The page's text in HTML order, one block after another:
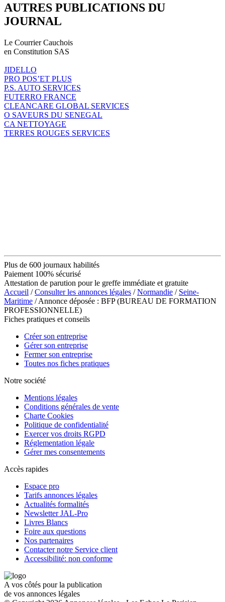
AUTRES PUBLICATIONS DU
JOURNAL
Le Courrier Cauchois
en Constitution SAS
JIDELLO
PRO POS’ET PLUS
P.S. AUTO SERVICES
FUTERRO FRANCE
CLEANCARE GLOBAL SERVICES
O SAVEURS DU SENEGAL
CA NETTOYAGE
TERRES ROUGES SERVICES
Plus de 600 journaux habilités
Paiement 100% sécurisé
Attestation de parution pour le greffe immédiate et gratuite
Accueil /Consulter les annonces légales /Normandie / Seine-
Maritime / Annonce déposée : BFP (BUREAU DE FORMATION
PROFESSIONNELLE)
Fiches pratiques et conseils
Créer son entreprise
Gérer son entreprise
Fermer son entreprise
Toutes nos fiches pratiques
Notre société
Mentions légales
Conditions générales de vente
Charte Cookies
Politique de confidentialité
Exercer vos droits RGPD
Réglementation légale
Gérer mes consentements
Accès rapides
Espace pro
Tarifs annonces légales
Actualités formalités
Newsletter JAL-Pro
Livres Blancs
Foire aux questions
Nos partenaires
Contacter notre Service client
Accessibilité: non conforme
A vos côtés pour la publication
de vos annonces légales